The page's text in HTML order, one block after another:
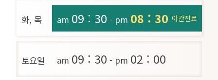
화, 목 am 09 : 30 - pm 08 : 30 야간진료
토요일 am 09 : 30 - pm 02 : 00